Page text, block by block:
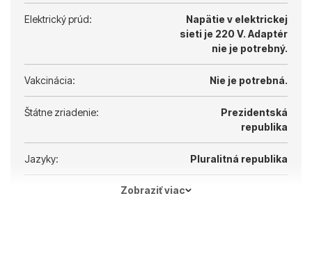
Elektrický prúd:
Napätie v elektrickej
sieti je 220 V. Adaptér
nie je potrebný.
Vakcinácia: Nie je potrebná.
Štátne zriadenie:
Prezidentská
republika
Jazyky: Pluralitná republika
Zobraziť viac